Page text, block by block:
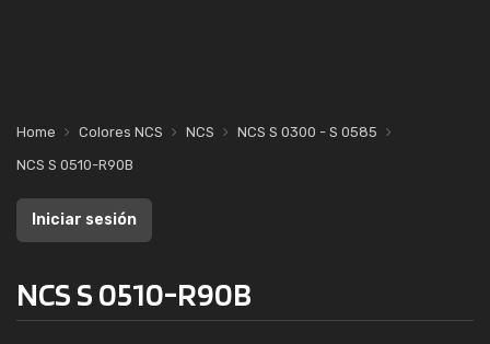
Home Colores NCS NCS
NCS S 0300 - S 0585
NCS S 0510-R90B
Iniciar sesión
NCS S 0510-R90B